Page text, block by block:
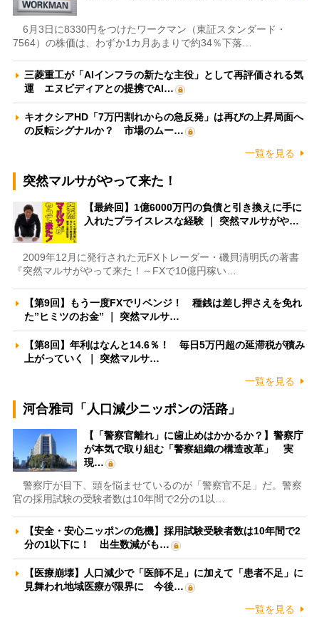
6月3日に8330円をつけたワークマン（東証スタンダード・
7564）の株価は、わずか1カ月あまりで約34％下落…
三菱重工が「AIインフラの新たな主役」として再評価される気
運 エヌビディアとの提携でAI…
キオクシアHD「7万円割れからの急反発」は再びの上昇局面へ
の反転シグナルか？ 市場のムー…
一覧を見る
突然マルサがやって来た！
【最終回】1億6000万円の負債と引き換えに手に
入れたプライスレスな経験 ｜ 突然マルサがや…
2009年12月に発行された元FXトレーダー・磯貝清明氏の著書
『突然マルサがやって来た！～FXで10億円稼い…
【第9回】もう一度FXでリベンジ！ 種銭は差し押さえを免れ
た”ヒミツのお金” ｜ 突然マルサ…
【第8回】年利はなんと14.6％！ 毎日5万円超の延滞税が積み
上がっていく ｜ 突然マルサ…
一覧を見る
河合雅司「人口減少ニッポンの活路」
【「警察官離れ」に歯止めはかかるか？】警察庁
が本気で取り組む「警察組織の構造改革」 実
現…
警察庁が目下、頭を悩ませているのが「警察官不足」だ。警察
官の採用試験の受験者数は10年間で2分の1以…
【安全・安心ニッポンの危機】採用試験受験者数は10年間で2
分の1以下に！ 出生数減がも…
【医療崩壊】人口減少で「医師不足」に加えて「患者不足」に
見舞われ地域医療が限界に 今後…
一覧を見る